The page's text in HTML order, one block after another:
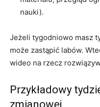
nauki).
Jeżeli tygodniowo masz
może zastąpić labów.
wideo na rzecz
Przykładowy
zmianowej